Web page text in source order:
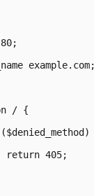
example.com;
/ {
405;